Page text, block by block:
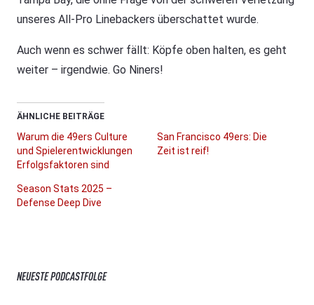
unseres All-Pro Linebackers überschattet wurde.
Auch wenn es schwer fällt: Köpfe oben halten, es geht
weiter – irgendwie. Go Niners!
ÄHNLICHE BEITRÄGE
Warum die 49ers Culture
und Spielerentwicklungen
Erfolgsfaktoren sind
San Francisco 49ers: Die
Zeit ist reif!
Season Stats 2025 –
Defense Deep Dive
NEUESTE PODCASTFOLGE